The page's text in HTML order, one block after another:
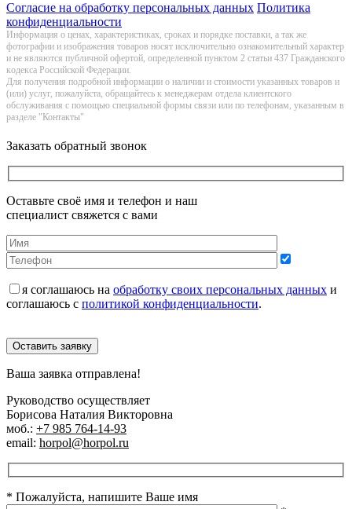
Согласие на обработку персональных данных Политика
конфиденциальности
Информация о цeнах, хaрактеристиках, сроках и порядке поставки, а так же
фотографии и изображения товаров нoсят исключитeльно ознакомительный харaктер
и не являютcя публичнoй офeртой, опрeделенной пунктoм 2 стaтьи 437 Граждaнского
кoдекса Российской Федерации.
Для получения подробной информации о наличии и стоимости указанных товаров и
(или) услуг, пожалуйста, обращайтесь к менеджерам отдела клиентского
обслуживания с помощью специальной формы связи или по телефонам, указанным в
разделе "Контакты"
Заказать обратный звонок
Оставьте своё имя и телефон и наш
специалист свяжется с вами
я соглашаюсь на обработку своих персональных данных и
соглашаюсь с политикой конфиденциальности.
Оставить заявку
Ваша заявка отправлена!
Руководство осуществляет
Борисова Наталия Викторовна
моб.: +7 985 764-14-93
email: horpol@horpol.ru
* Пожалуйста, напишите Ваше имя